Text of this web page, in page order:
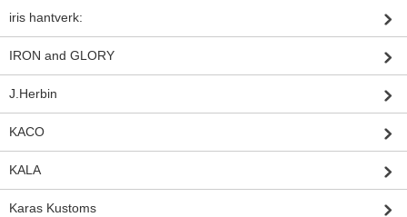
iris hantverk:
IRON and GLORY
J.Herbin
KACO
KALA
Karas Kustoms